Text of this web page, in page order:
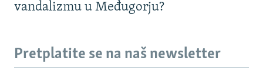
vandalizmu u Međugorju?
Pretplatite se na naš newsletter